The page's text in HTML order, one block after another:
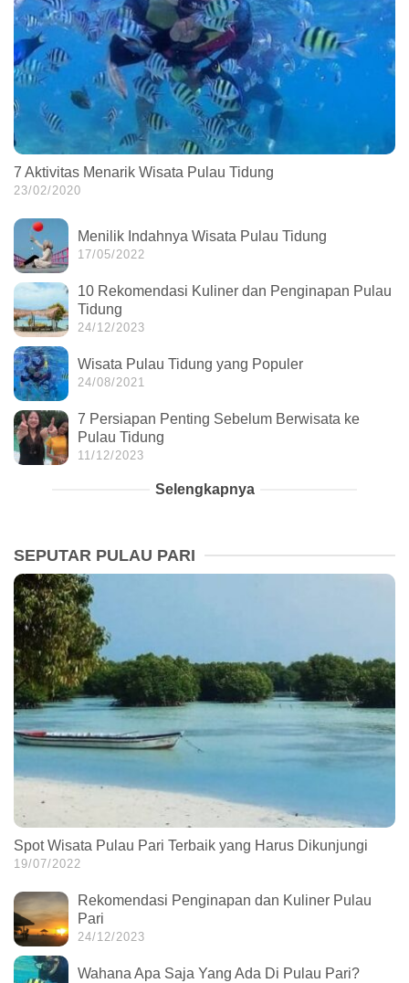
7 Aktivitas Menarik Wisata Pulau Tidung
23/02/2020
Menilik Indahnya Wisata Pulau Tidung
17/05/2022
10 Rekomendasi Kuliner dan Penginapan Pulau
Tidung
24/12/2023
Wisata Pulau Tidung yang Populer
24/08/2021
7 Persiapan Penting Sebelum Berwisata ke
Pulau Tidung
11/12/2023
Selengkapnya
SEPUTAR PULAU PARI
Spot Wisata Pulau Pari Terbaik yang Harus Dikunjungi
19/07/2022
Rekomendasi Penginapan dan Kuliner Pulau
Pari
24/12/2023
Wahana Apa Saja Yang Ada Di Pulau Pari?